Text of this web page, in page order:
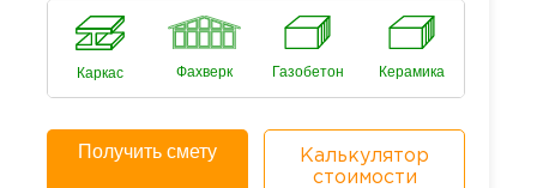
Каркас Фахверк Газобетон Керамика
Получить смету
Калькулятор
стоимости